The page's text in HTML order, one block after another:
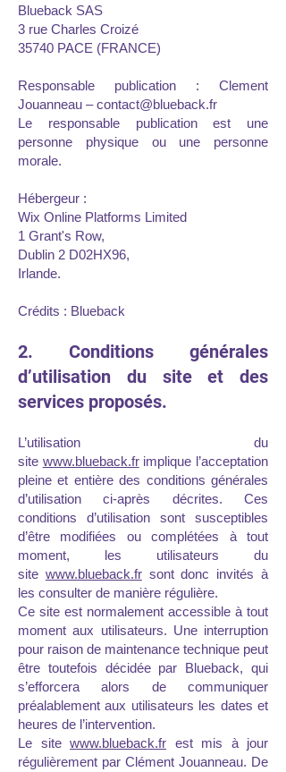
Blueback SAS
3 rue Charles Croizé
35740 PACE (FRANCE)
Responsable publication : Clement
Jouanneau – contact@blueback.fr
Le responsable publication est une
personne physique ou une personne
morale.
Hébergeur :
Wix Online Platforms Limited
1 Grant's Row,
Dublin 2 D02HX96,
Irlande.
Crédits : Blueback
2. Conditions générales
d’utilisation du site et des
services proposés.
L’utilisation du
site www.blueback.frimplique l’acceptation
pleine et entière des conditions générales
d’utilisation ci-après décrites. Ces
conditions d’utilisation sont susceptibles
d’être modifiées ou complétées à tout
moment, les utilisateurs du
site www.blueback.frsont donc invités à
les consulter de manière régulière.
Ce site est normalement accessible à tout
moment aux utilisateurs. Une interruption
pour raison de maintenance technique peut
être toutefois décidée par Blueback, qui
s’efforcera alors de communiquer
préalablement aux utilisateurs les dates et
heures de l’intervention.
Le site www.blueback.fr est mis à jour
régulièrement par Clément Jouanneau. De